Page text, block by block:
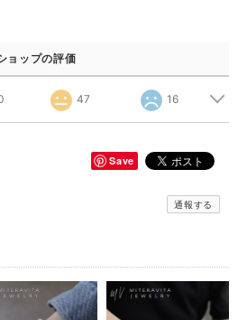
ョップの評価
47 16
Save
通報する